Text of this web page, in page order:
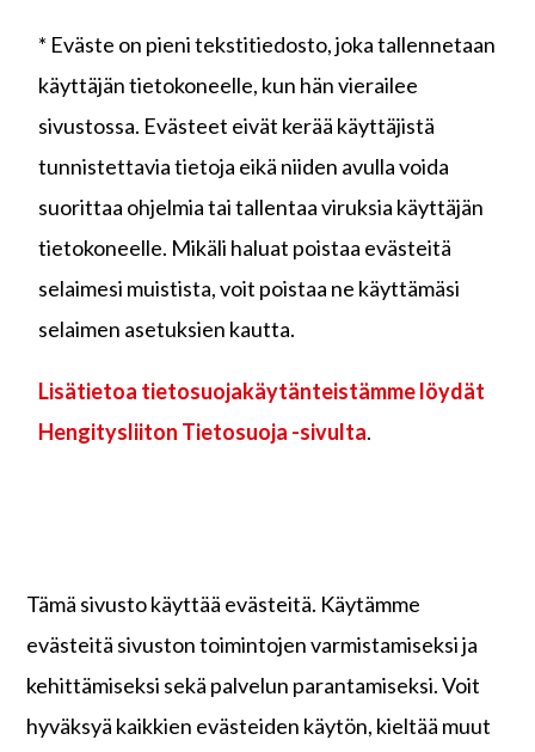
* Eväste on pieni tekstitiedosto, joka tallennetaan
käyttäjän tietokoneelle, kun hän vierailee
sivustossa. Evästeet eivät kerää käyttäjistä
tunnistettavia tietoja eikä niiden avulla voida
suorittaa ohjelmia tai tallentaa viruksia käyttäjän
tietokoneelle. Mikäli haluat poistaa evästeitä
selaimesi muistista, voit poistaa ne käyttämäsi
selaimen asetuksien kautta.
Lisätietoa tietosuojakäytänteistämme löydät
Hengitysliiton Tietosuoja -sivulta.
Tämä sivusto käyttää evästeitä. Käytämme
evästeitä sivuston toimintojen varmistamiseksi ja
kehittämiseksi sekä palvelun parantamiseksi. Voit
hyväksyä kaikkien evästeiden käytön, kieltää muut